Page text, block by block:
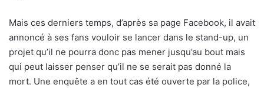
Mais ces derniers temps, d’après sa page Facebook, il avait
annoncé à ses fans vouloir se lancer dans le stand-up, un
projet qu’il ne pourra donc pas mener jusqu’au bout mais
qui peut laisser penser qu’il ne se serait pas donné la
mort. Une enquête a en tout cas été ouverte par la police,